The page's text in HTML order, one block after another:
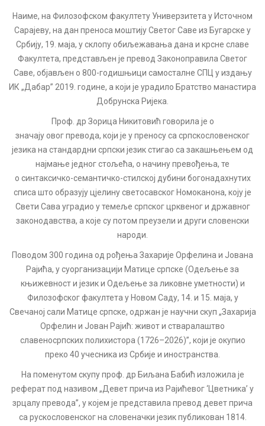
Наиме, на Филозофском факултету Универзитета у Источном
Сарајеву, на дан преноса моштију Светог Саве из Бугарске у
Србију, 19. маја, у склопу обиљежавања дана и крсне славе
Факултета, представљен је превод Законоправила Светог
Саве, објављен о 800-годишњици самосталне СПЦ у издању
ИК „Дабар” 2019. године, а који је урадило Братство манастира
Добрунска Ријека.
Проф. др Зорица Никитовић говорила је о
значају овог превода, који је у преносу са српскословенског
језика на стандардни српски језик стигао са закашњењем од
најмање једног стољећа, о начину превођења, те
о синтаксичко-семантичко-стилској дубини богонадахнутих
списа што образују цјелину светосавског Номоканона, коју је
Свети Сава уградио у темеље српског црквеног и државног
законодавства, а које су потом преузели и други словенски
народи.
Поводом 300 година од рођења Захарије Орфелина и Јована
Рајића, у суорганизацији Матице српске (Одељење за
књижевност и језик и Одељење за ликовне уметности) и
Филозофског факултета у Новом Саду, 14. и 15. маја, у
Свечаној сали Матице српске, одржан је научни скуп „Захарија
Орфелин и Јован Рајић: живот и стваралаштво
славеносрпских полихистора (1726–2026)”, који је окупио
преко 40 учесника из Србије и иностранства.
На поменутом скупу проф. др Биљана Бабић изложила је
реферат под називом „Девет прича из Рајићевог ‘Цветника’ у
зрцалу превода”, у којем је представила превод девет прича
са рускословенског на словеначки језик публикован 1814.